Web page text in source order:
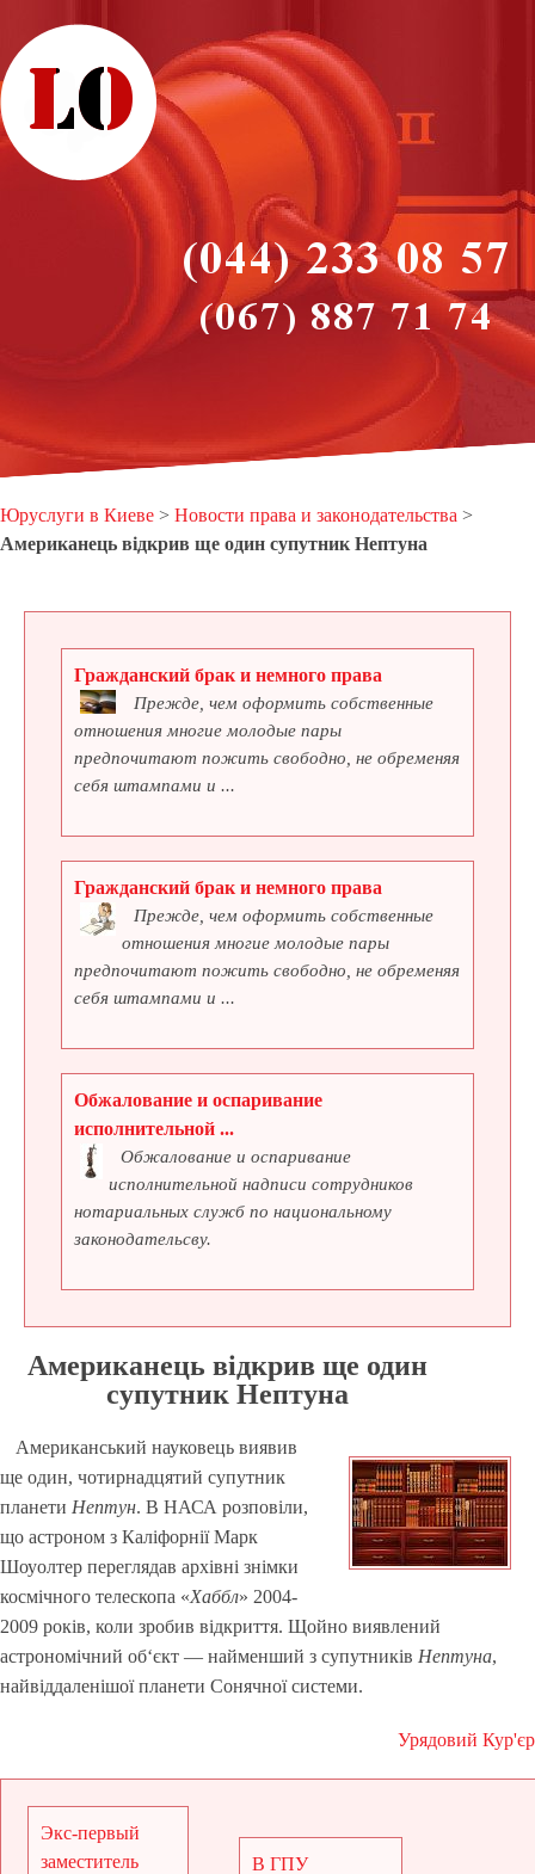
Юруслуги в Киеве > Новости права и законодательства >
Американець відкрив ще один супутник Нептуна
Гражданский брак и немного права
Прежде, чем оформить собственные
отношения многие молодые пары
предпочитают пожить свободно, не обременяя
себя штампами и ...
Гражданский брак и немного права
Прежде, чем оформить собственные
отношения многие молодые пары
предпочитают пожить свободно, не обременяя
себя штампами и ...
Обжалование и оспаривание
исполнительной ...
Обжалование и оспаривание
исполнительной надписи сотрудников
нотариальных служб по национальному
законодательсву.
Американець відкрив ще один
супутник Нептуна
Американський науковець виявив
ще один, чотирнадцятий супутник
планети Нептун. В НАСА розповіли,
що астроном з Каліфорнії Марк
Шоуолтер переглядав архівні знімки
космічного телескопа «Хаббл» 2004-
2009 років, коли зробив відкриття. Щойно виявлений
астрономічний об‘єкт — найменший з супутників Нептуна,
найвіддаленішої планети Сонячної системи.
Урядовий Кур'єр
Экс-первый
заместитель
В ГПУ